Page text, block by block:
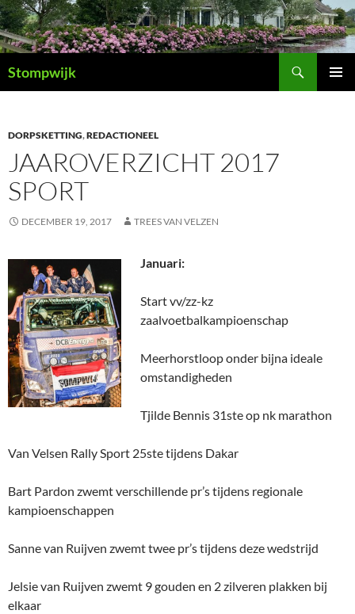
Ga
naar
de
inhoud
Stompwijk
DORPSKETTING,REDACTIONEEL
JAAROVERZICHT 2017
SPORT
DECEMBER 19, 2017 TREES VAN VELZEN
Januari:
Start vv/zz-kz
zaalvoetbalkampioenschap
Meerhorstloop onder bijna ideale
omstandigheden
Tjilde Bennis 31ste op nk marathon
Van Velsen Rally Sport 25ste tijdens Dakar
Bart Pardon zwemt verschillende pr’s tijdens regionale
kampioenschappen
Sanne van Ruijven zwemt twee pr’s tijdens deze wedstrijd
Jelsie van Ruijven zwemt 9 gouden en 2 zilveren plakken bij
elkaar